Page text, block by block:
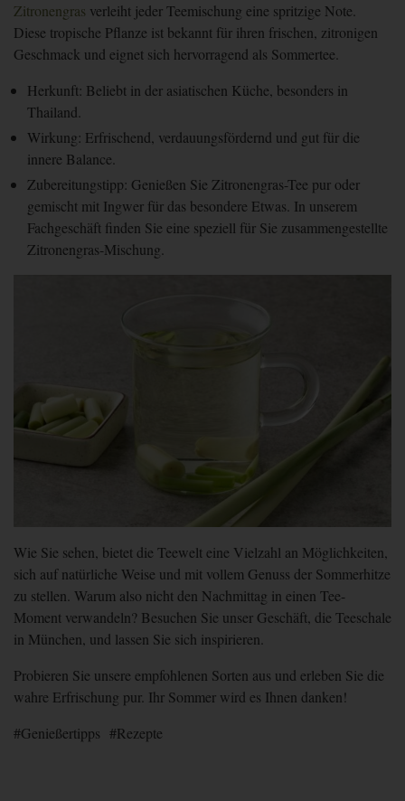
Zitronengras verleiht jeder Teemischung eine spritzige Note.
Diese tropische Pflanze ist bekannt für ihren frischen, zitronigen
Geschmack und eignet sich hervorragend als Sommertee.
Herkunft: Beliebt in der asiatischen Küche, besonders in
Thailand.
Wirkung: Erfrischend, verdauungsfördernd und gut für die
innere Balance.
Zubereitungstipp: Genießen Sie Zitronengras-Tee pur oder
gemischt mit Ingwer für das besondere Etwas. In unserem
Fachgeschäft finden Sie eine speziell für Sie zusammengestellte
Zitronengras-Mischung.
Wie Sie sehen, bietet die Teewelt eine Vielzahl an Möglichkeiten,
sich auf natürliche Weise und mit vollem Genuss der Sommerhitze
zu stellen. Warum also nicht den Nachmittag in einen Tee-
Moment verwandeln? Besuchen Sie unser Geschäft, die Teeschale
in München, und lassen Sie sich inspirieren.
Probieren Sie unsere empfohlenen Sorten aus und erleben Sie die
wahre Erfrischung pur. Ihr Sommer wird es Ihnen danken!
Genießertipps
Rezepte